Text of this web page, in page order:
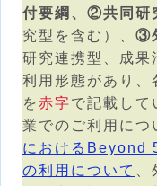
付要綱、②共同研
究型を含む）、 ③
研究連携型、成果
利用形態があり、
を 赤字で記載して
業でのご利用につ
におけるBeyond
の利用について